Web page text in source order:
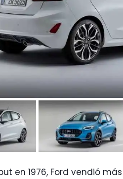
en 1976, Ford vendió